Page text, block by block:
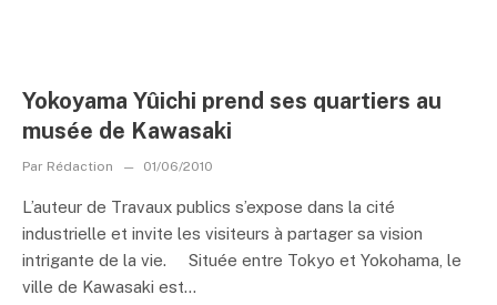
Yokoyama Yûichi prend ses quartiers au
musée de Kawasaki
Par Rédaction 01/06/2010
L’auteur de Travaux publics s’expose dans la cité
industrielle et invite les visiteurs à partager sa vision
intrigante de la vie. Située entre Tokyo et Yokohama, le
ville de Kawasaki est...